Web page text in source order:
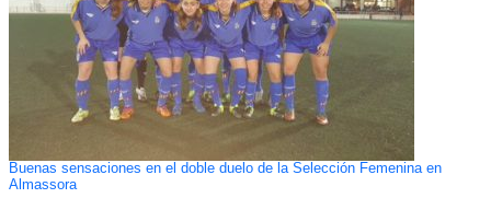
Buenas sensaciones en el doble duelo de la Selección Femenina en
Almassora